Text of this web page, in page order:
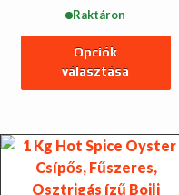
Raktáron
Opciók
választása
terméknek
variációja